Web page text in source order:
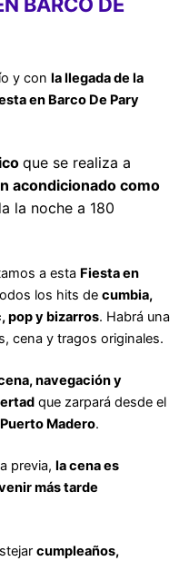
y con la llegada de la
en Barco De Pary
que se realiza a
acondicionado como
la noche a 180
a esta Fiesta en
los hits de cumbia,
pop y bizarros. Habrá una
cena y tragos originales.
navegación y
que zarpará desde el
Madero.
previa, la cena es
más tarde
cumpleaños,